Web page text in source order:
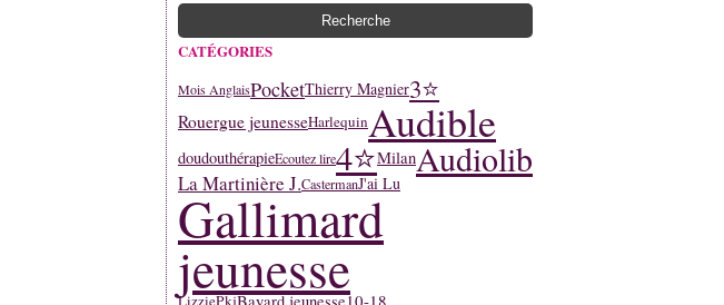
CATÉGORIES
Mois AnglaisPocketThierry Magnier3⭐
Rouergue jeunesseHarlequinAudible
doudouthérapieEcoutez lire4⭐MilanAudiolib
La Martinière J.CastermanJ'ai Lu
Gallimard
jeunesse
LizziePkjBayard jeunesse10-18